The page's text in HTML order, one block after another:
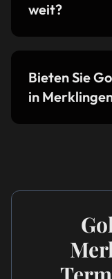
weit?
Bieten Sie
in